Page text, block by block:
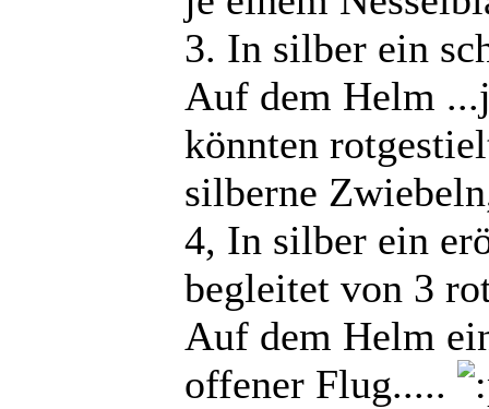
3. In silber ein
Auf dem Helm
könnten
silberne
4, In silber ein
begleitet von 3
Auf dem Helm
offener Flug.....